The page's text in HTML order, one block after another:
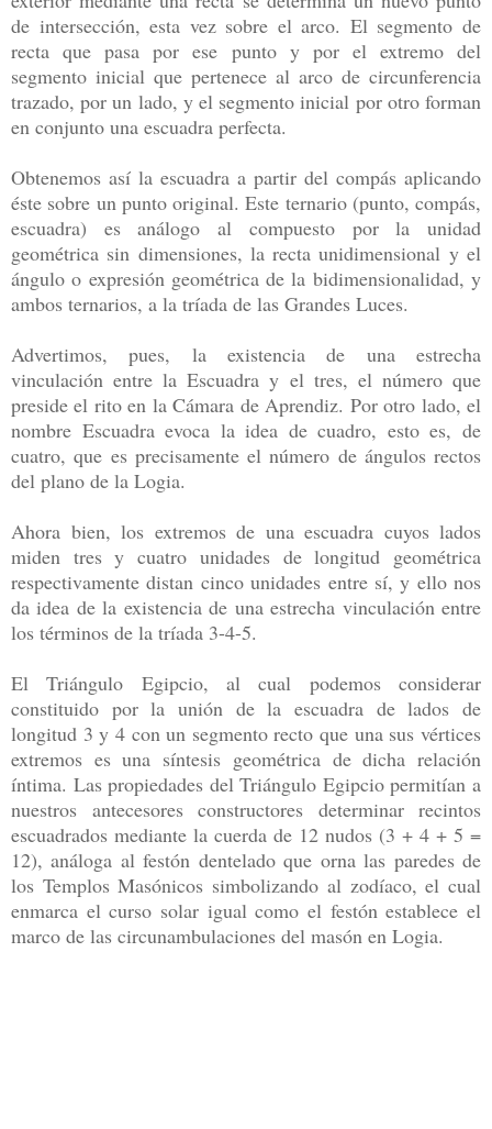
de intersección, esta vez sobre el arco. El segmento de
recta que pasa por ese punto y por el extremo del
segmento inicial que pertenece al arco de circunferencia
trazado, por un lado, y el segmento inicial por otro forman
en conjunto una escuadra perfecta.
Obtenemos así la escuadra a partir del compás aplicando
éste sobre un punto original. Este ternario (punto, compás,
escuadra) es análogo al compuesto por la unidad
geométrica sin dimensiones, la recta unidimensional y el
ángulo o expresión geométrica de la bidimensionalidad, y
ambos ternarios, a la tríada de las Grandes Luces.
Advertimos, pues, la existencia de una estrecha
vinculación entre la Escuadra y el tres, el número que
preside el rito en la Cámara de Aprendiz. Por otro lado, el
nombre Escuadra evoca la idea de cuadro, esto es, de
cuatro, que es precisamente el número de ángulos rectos
del plano de la Logia.
Ahora bien, los extremos de una escuadra cuyos lados
miden tres y cuatro unidades de longitud geométrica
respectivamente distan cinco unidades entre sí, y ello nos
da idea de la existencia de una estrecha vinculación entre
los términos de la tríada 3-4-5.
El Triángulo Egipcio, al cual podemos considerar
constituido por la unión de la escuadra de lados de
longitud 3 y 4 con un segmento recto que una sus vértices
extremos es una síntesis geométrica de dicha relación
íntima. Las propiedades del Triángulo Egipcio permitían a
nuestros antecesores constructores determinar recintos
escuadrados mediante la cuerda de 12 nudos (3 + 4 + 5 =
12), análoga al festón dentelado que orna las paredes de
los Templos Masónicos simbolizando al zodíaco, el cual
enmarca el curso solar igual como el festón establece el
marco de las circunambulaciones del masón en Logia.